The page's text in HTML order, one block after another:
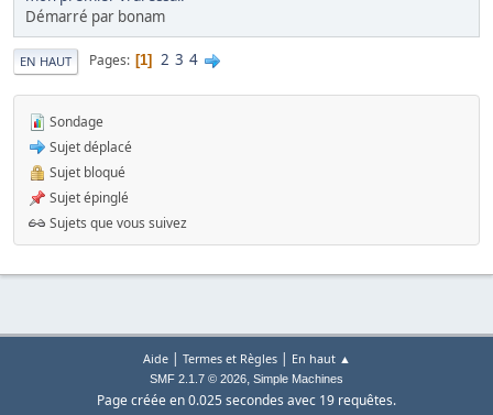
Démarré par bonam
EN HAUT Pages 1 2 3 4
Sondage
Sujet déplacé
Sujet bloqué
Sujet épinglé
Sujets que vous suivez
Aide| Termes et Règles| En haut ▲
SMF 2.1.7 © 2026, Simple Machines
Page créée en 0.025 secondes avec 19 requêtes.